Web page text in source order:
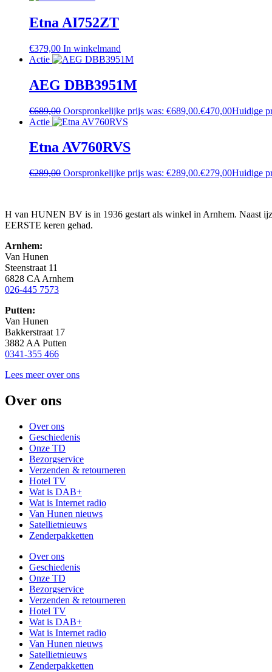
Etna AI752ZT
€379,00 In winkelmand
Actie
AEG DBB3951M
€689,00 Oorspronkelijke prijs was: €689,00.€470,00Huidige
Actie
Etna AV760RVS
€289,00 Oorspronkelijke prijs was: €289,00.€279,00Huidige
H van HUNEN BV is in 1936 gestart als winkel in Arnhem. Naast
EERSTE keren gehad.
Arnhem:
Van Hunen
Steenstraat 11
6828 CA Arnhem
026-445 7573
Putten:
Van Hunen
Bakkerstraat 17
3882 AA Putten
0341-355 466
Lees meer over ons
Over ons
Over ons
Geschiedenis
Onze TD
Bezorgservice
Verzenden & retourneren
Hotel TV
Wat is DAB+
Wat is Internet radio
Van Hunen nieuws
Satellietnieuws
Zenderpakketten
Over ons
Geschiedenis
Onze TD
Bezorgservice
Verzenden & retourneren
Hotel TV
Wat is DAB+
Wat is Internet radio
Van Hunen nieuws
Satellietnieuws
Zenderpakketten